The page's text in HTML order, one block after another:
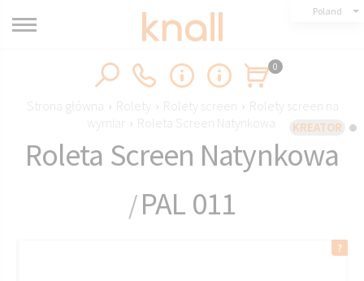
KREATOR
Poland
0
Strona główna › Rolety › Rolety screen › Rolety screen na
wymiar › Roleta Screen Natynkowa
Roleta Screen Natynkowa
/PAL 011